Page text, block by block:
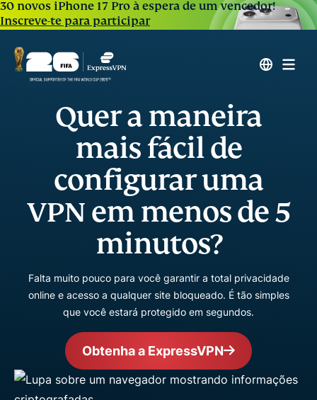
30 novos iPhone 17 Pro à espera de um vencedor!
Inscreve-te para participar
Quer a maneira
mais fácil de
configurar uma
VPN em menos de 5
minutos?
Falta muito pouco para você garantir a total privacidade
online e acesso a qualquer site bloqueado. É tão simples
que você estará protegido em segundos.
Obtenha a ExpressVPN